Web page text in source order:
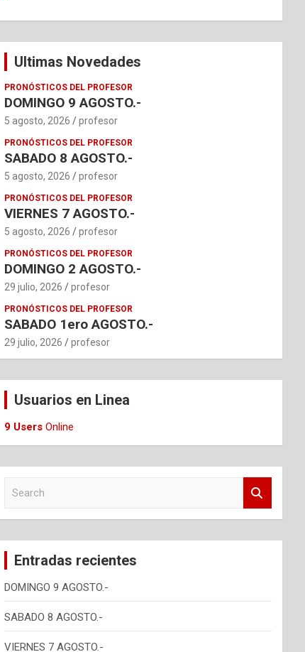
Ultimas Novedades
PRONÓSTICOS DEL PROFESOR
DOMINGO 9 AGOSTO.-
5 agosto, 2026 profesor
PRONÓSTICOS DEL PROFESOR
SABADO 8 AGOSTO.-
5 agosto, 2026 profesor
PRONÓSTICOS DEL PROFESOR
VIERNES 7 AGOSTO.-
5 agosto, 2026 profesor
PRONÓSTICOS DEL PROFESOR
DOMINGO 2 AGOSTO.-
29 julio, 2026 profesor
PRONÓSTICOS DEL PROFESOR
SABADO 1ero AGOSTO.-
29 julio, 2026 profesor
Usuarios en Linea
9 Users Online
c
Entradas recientes
DOMINGO 9 AGOSTO.-
SABADO 8 AGOSTO.-
VIERNES 7 AGOSTO.-